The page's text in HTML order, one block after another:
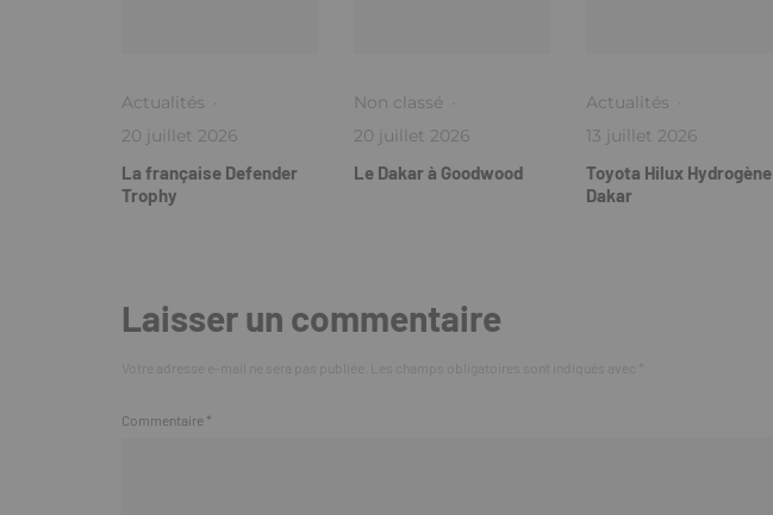
Actualités ·
20 juillet 2026
La française Defender
Trophy
Non classé ·
20 juillet 2026
Le Dakar à Goodwood
Actualités ·
13 juillet 2026
Toyota Hilux Hydrogène
Dakar
Laisser un commentaire
Commentaire *